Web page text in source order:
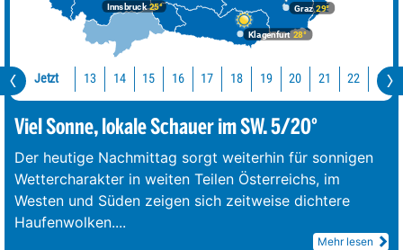
Graz29°
Innsbruck25°
Klagenfurt 28°
Jetzt 13 14 15 16 17 18 19 20 21 22 23
Viel Sonne, lokale Schauer im SW. 5/20°
Der heutige Nachmittag sorgt weiterhin für sonnigen
Wettercharakter in weiten Teilen Österreichs, im
Westen und Süden zeigen sich zeitweise dichtere
Haufenwolken....
Mehr lesen